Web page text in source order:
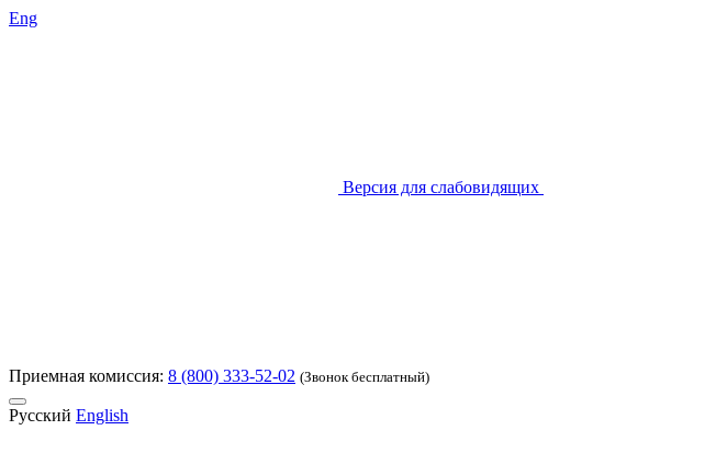
Eng
Версия для слабовидящих
Приемная комиссия: 8 (800) 333-52-02 (Звонок бесплатный)
Русский English